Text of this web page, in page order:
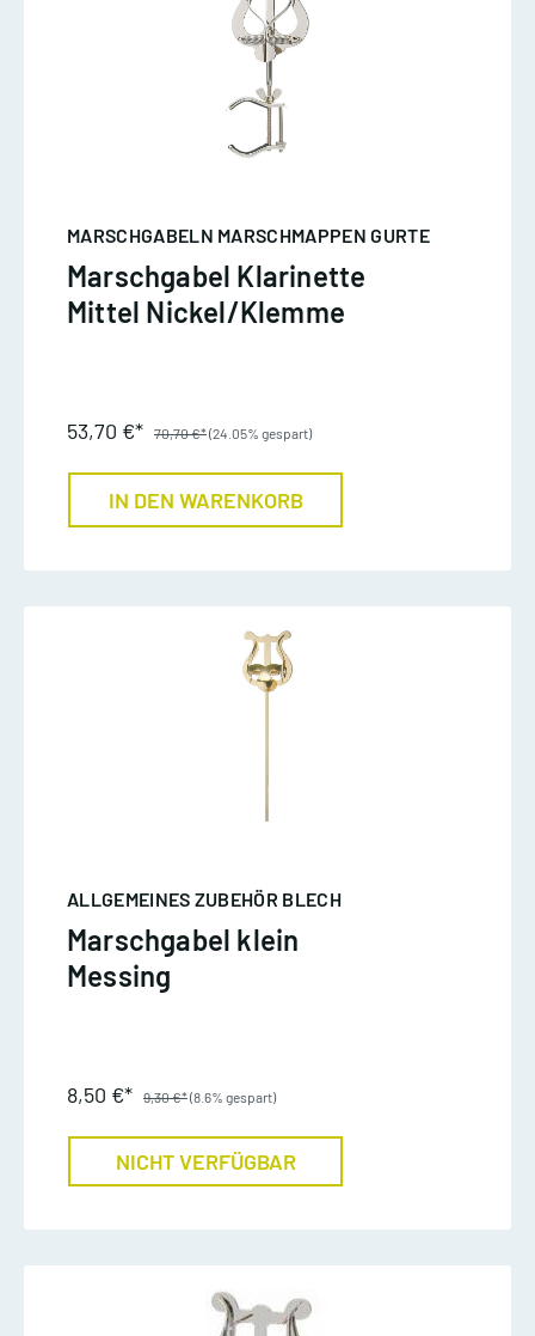
MARSCHGABELN MARSCHMAPPEN GURTE
Marschgabel Klarinette
Mittel Nickel/Klemme
53,70 €* 70,70 €*(24.05% gespart)
IN DEN WARENKORB
ALLGEMEINES ZUBEHÖR BLECH
Marschgabel klein
Messing
8,50 €* 9,30 €*(8.6% gespart)
NICHT VERFÜGBAR